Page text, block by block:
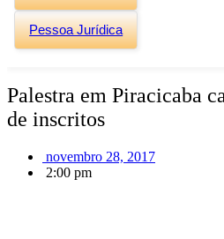
Pessoa Jurídica
Palestra em Piracicaba
de inscritos
novembro 28, 2017
2:00 pm